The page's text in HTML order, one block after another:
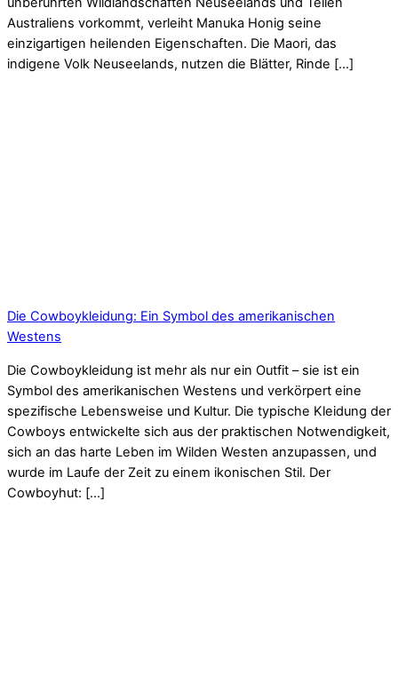
Australiens vorkommt, verleiht Manuka Honig seine
einzigartigen heilenden Eigenschaften. Die Maori, das
indigene Volk Neuseelands, nutzen die Blätter, Rinde […]
Die Cowboykleidung: Ein Symbol des amerikanischen
Westens
Die Cowboykleidung ist mehr als nur ein Outfit – sie ist ein
Symbol des amerikanischen Westens und verkörpert eine
spezifische Lebensweise und Kultur. Die typische Kleidung der
Cowboys entwickelte sich aus der praktischen Notwendigkeit,
sich an das harte Leben im Wilden Westen anzupassen, und
wurde im Laufe der Zeit zu einem ikonischen Stil. Der
Cowboyhut: […]